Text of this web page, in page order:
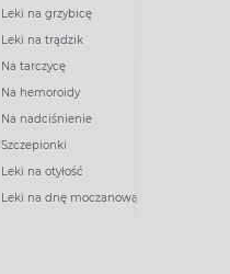
Leki na grzybicę
Leki na trądzik
Na tarczycę
Na hemoroidy
Na nadciśnienie
Szczepionki
Leki na otyłość
Leki na dnę moczanową